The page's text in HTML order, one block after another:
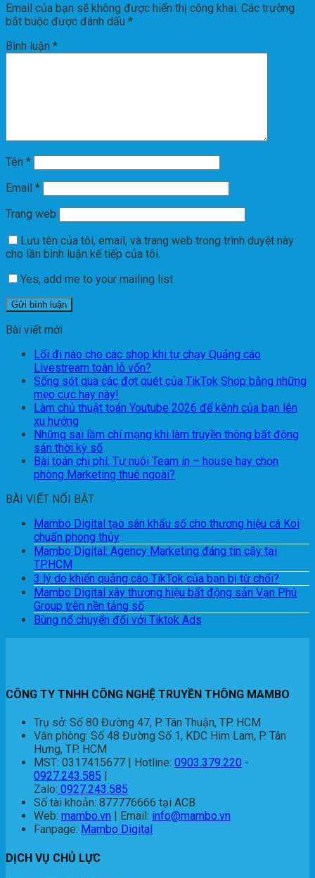
Email của bạn sẽ không được hiển thị công khai. Các trường
bắt buộc được đánh dấu *
Bình luận *
Tên *
Email *
Trang web
Lưu tên của tôi, email, và trang web trong trình duyệt này
cho lần bình luận kế tiếp của tôi.
Yes, add me to your mailing list
Bài viết mới
Lối đi nào cho các shop khi tự chạy Quảng cáo
Livestream toàn lỗ vốn?
Sống sót qua các đợt quét của TikTok Shop bằng những
mẹo cực hay này!
Làm chủ thuật toán Youtube 2026 để kênh của bạn lên
xu hướng
Những sai lầm chí mạng khi làm truyền thông bất động
sản thời kỳ số
Bài toán chi phí: Tự nuôi Team in – house hay chọn
phòng Marketing thuê ngoài?
BÀI VIẾT NỔI BẬT
Mambo Digital tạo sân khấu số cho thương hiệu cá Koi
chuẩn phong thủy
Mambo Digital: Agency Marketing đáng tin cậy tại
TP.HCM
3 lý do khiến quảng cáo TikTok của bạn bị từ chối?
Mambo Digital xây thương hiệu bất động sản Vạn Phú
Group trên nền tảng số
Bùng nổ chuyển đổi với Tiktok Ads
CÔNG TY TNHH CÔNG NGHỆ TRUYỀN THÔNG MAMBO
Trụ sở: Số 80 Đường 47, P. Tân Thuận, TP. HCM
Văn phòng: Số 48 Đường Số 1, KDC Him Lam, P. Tân
Hưng, TP. HCM
MST: 0317415677 | Hotline: 0903.379.220 -
0927.243.585
Zalo: 0927.243.585
Số tài khoản: 877776666 tại ACB
Web: mambo.vn | Email: info@mambo.vn
Fanpage: Mambo Digital
DỊCH VỤ CHỦ LỰC